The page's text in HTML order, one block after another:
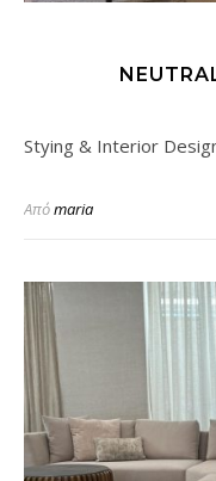
Stying & Interior
Απόmaria